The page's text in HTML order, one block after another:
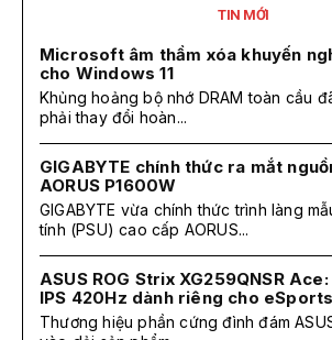
TIN MỚI
Microsoft âm thầm xóa khuyến
cho Windows 11
Khủng hoảng bộ nhớ DRAM toàn cầu
phải thay đổi hoàn...
GIGABYTE chính thức ra mắt
AORUS P1600W
GIGABYTE vừa chính thức trình làng
tính (PSU) cao cấp AORUS...
ASUS ROG Strix XG259QNSR
IPS 420Hz dành riêng cho eSports
Thương hiệu phần cứng đình đám